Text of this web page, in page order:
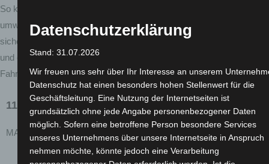
So können Sie mit einem Pedelec nicht nur bequem und
umweltfreundlich unterwegs sein, sondern auch rechtlich auf der
sicheren Seite stehen. Entdecken Sie jetzt die Vorteile der Pedelecs
und erleben Sie die Freiheit und Unabhängigkeit, die Ihnen diese
Fahrräder bieten.
110 Kg
MAX. TRAGELAST
Datenschutzerklärung
Stand: 31.07.2026
Wir freuen uns sehr über Ihr Interesse an unserem
Datenschutz hat einen besonders hohen Stellenwert für die
Geschäftsleitung. Eine Nutzung der Internetseiten ist
grundsätzlich ohne jede Angabe personenbezogener Daten
möglich. Sofern eine betroffene Person besondere Services
unseres Unternehmens über unsere Internetseite in Anspruch
nehmen möchte, könnte jedoch eine Verarbeitung